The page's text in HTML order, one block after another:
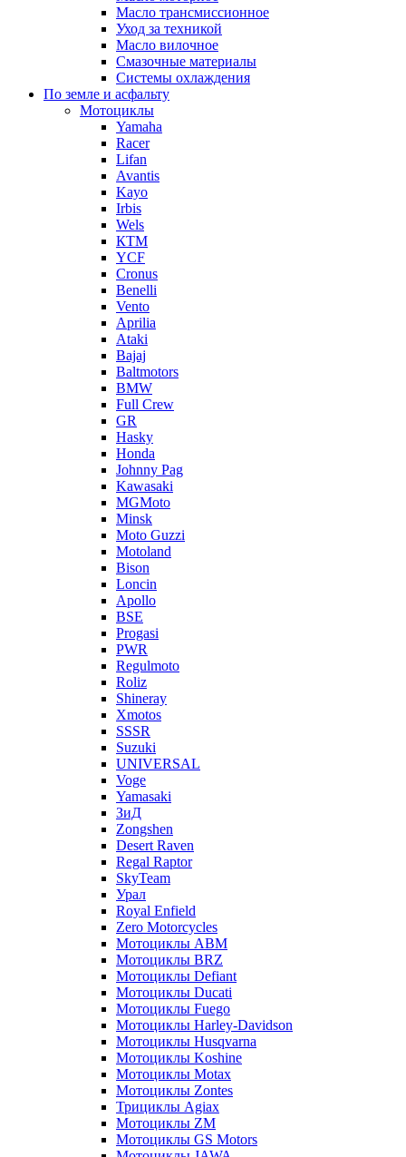
Масло трансмиссионное
Уход за техникой
Масло вилочное
Смазочные материалы
Системы охлаждения
По земле и асфальту
Мотоциклы
Yamaha
Racer
Lifan
Avantis
Kayo
Irbis
Wels
КТМ
YCF
Cronus
Benelli
Vento
Aprilia
Ataki
Bajaj
Baltmotors
BMW
Full Crew
GR
Hasky
Honda
Johnny Pag
Kawasaki
MGMoto
Minsk
Moto Guzzi
Motoland
Bison
Loncin
Apollo
BSE
Progasi
PWR
Regulmoto
Roliz
Shineray
Xmotos
SSSR
Suzuki
UNIVERSAL
Voge
Yamasaki
ЗиД
Zongshen
Desert Raven
Regal Raptor
SkyTeam
Урал
Royal Enfield
Zero Motorcycles
Мотоциклы ABM
Мотоциклы BRZ
Мотоциклы Defiant
Мотоциклы Ducati
Мотоциклы Fuego
Мотоциклы Harley-Davidson
Мотоциклы Husqvarna
Мотоциклы Koshine
Мотоциклы Motax
Мотоциклы Zontes
Трициклы Agiax
Мотоциклы ZM
Мотоциклы GS Motors